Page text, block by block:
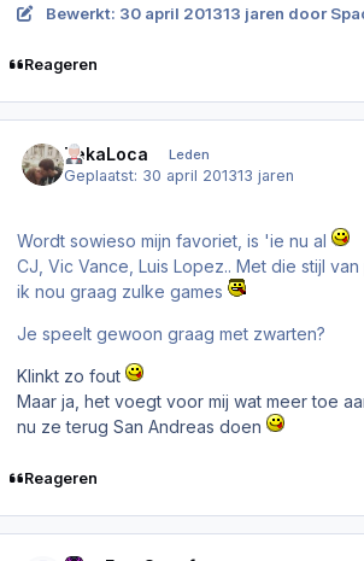
Bewerkt: 30 april 201313 jaren door
Reageren
TekaLoca Leden
Geplaatst: 30 april 201313 jaren
Wordt sowieso mijn favoriet, is 'ie nu al
CJ, Vic Vance, Luis Lopez.. Met die stijl
ik nou graag zulke games
Je speelt gewoon graag met zwarten?
Klinkt zo fout
Maar ja, het voegt voor mij wat meer toe
nu ze terug San Andreas doen
Reageren